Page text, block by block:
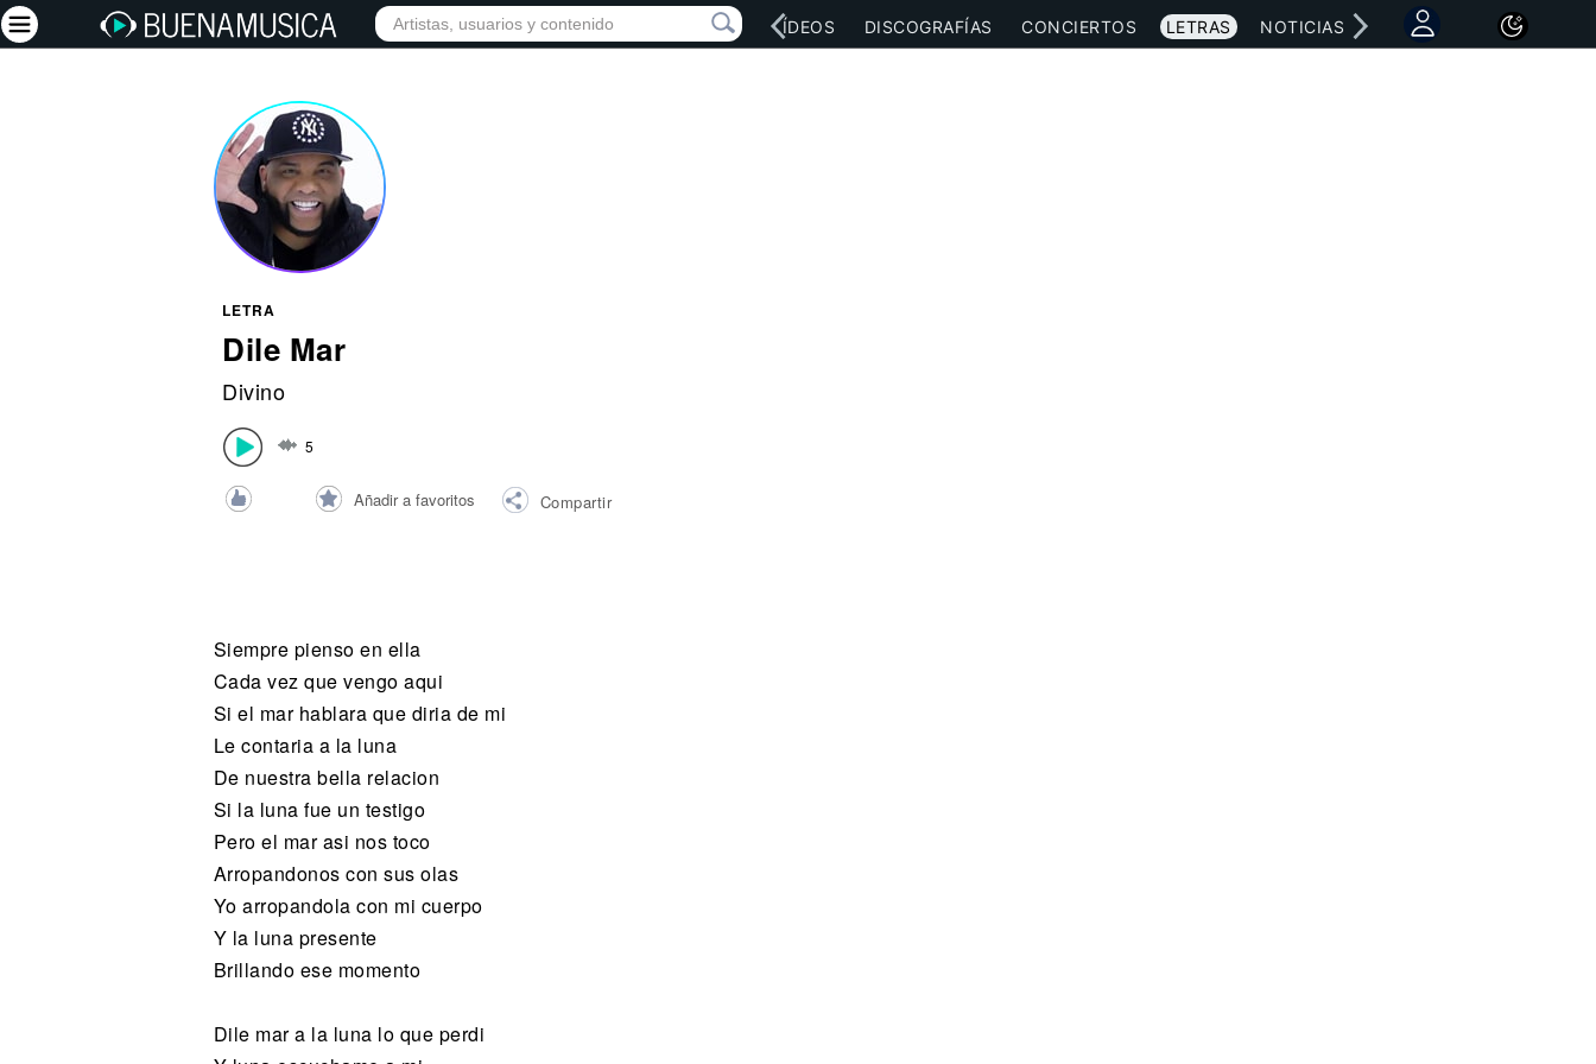
INICIO ARTISTAS RED SOCIAL MÚSICA VÍDEOS DISCOGRAFÍAS CONCIERTOS LETRAS NOTICIAS
LETRA
Dile Mar
Divino
5
Añadir a favoritos Compartir
Siempre pienso en ella
Cada vez que vengo aqui
Si el mar hablara que diria de mi
Le contaria a la luna
De nuestra bella relacion
Si la luna fue un testigo
Pero el mar asi nos toco
Arropandonos con sus olas
Yo arropandola con mi cuerpo
Y la luna presente
Brillando ese momento
Dile mar a la luna lo que perdi